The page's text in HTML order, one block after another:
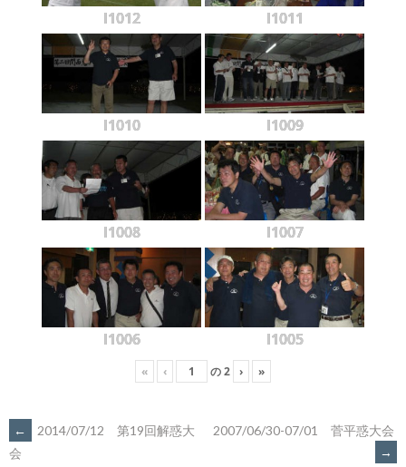
l1012 l1011
l1010 l1009
l1008 l1007
l1006 l1005
« ‹ の2 › »
POST
←
2014/07/12 第19回解惑大
会
2007/06/30-07/01 菅平惑大会
→